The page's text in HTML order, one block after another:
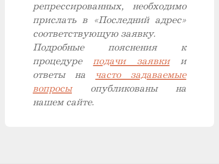
репрессированных, необходимо
прислать в «Последний адрес»
соответствующую заявку.
Подробные пояснения к
процедуреподачи заявкии
ответы на часто
задаваемые
вопросыопубликованы на
нашем сайте.